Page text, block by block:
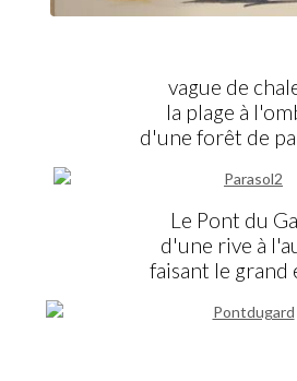
vague de
la plage à
d'une forêt de
Le Pont du
d'une rive à
faisant le grand